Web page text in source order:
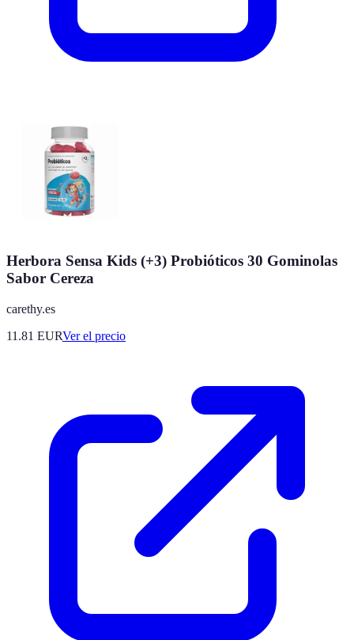
Herbora Sensa Kids (+3) Probióticos 30 Gominolas
Sabor Cereza
carethy.es
11.81 EURVer el precio